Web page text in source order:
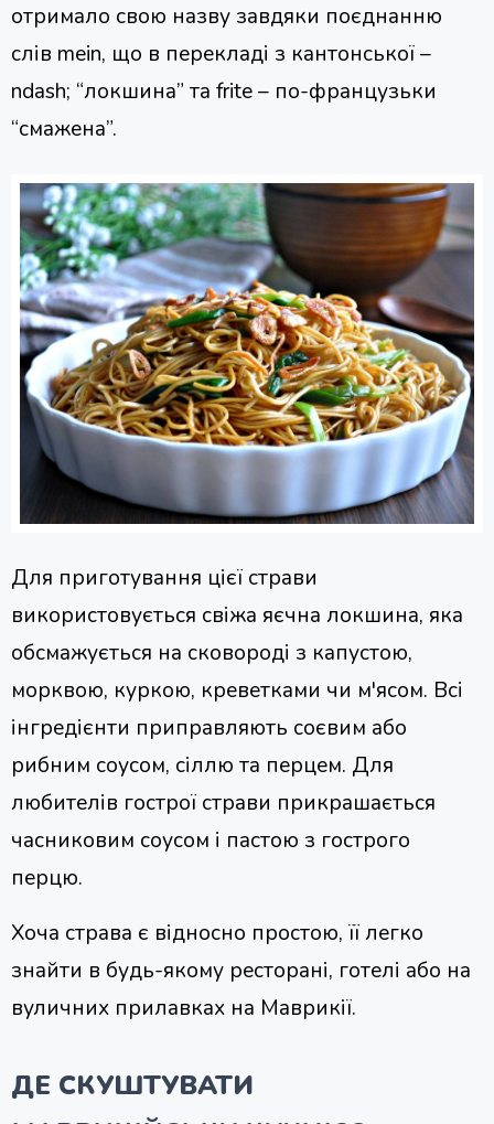
отримало свою назву завдяки поєднанню
слів mein, що в перекладі з кантонської –
ndash; “локшина” та frite – по-французьки
“смажена”.
Для приготування цієї страви
використовується свіжа яєчна локшина, яка
обсмажується на сковороді з капустою,
морквою, куркою, креветками чи м'ясом. Всі
інгредієнти приправляють соєвим або
рибним соусом, сіллю та перцем. Для
любителів гострої страви прикрашається
часниковим соусом і пастою з гострого
перцю.
Хоча страва є відносно простою, її легко
знайти в будь-якому ресторані, готелі або на
вуличних прилавках на Маврикії.
ДЕ СКУШТУВАТИ